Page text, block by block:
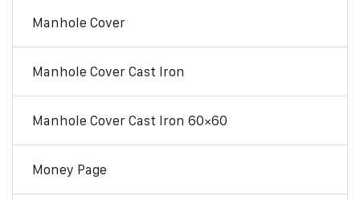
Manhole Cover
Manhole Cover Cast Iron
Manhole Cover Cast Iron 60×60
Money Page